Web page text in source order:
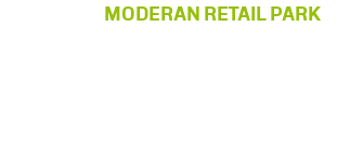
MODERAN RETAIL PARK